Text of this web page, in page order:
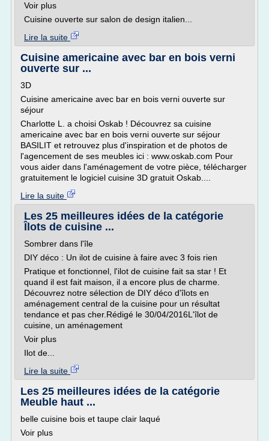
Voir plus
Cuisine ouverte sur salon de design italien...
Lire la suite
Cuisine americaine avec bar en bois verni
ouverte sur ...
3D
Cuisine americaine avec bar en bois verni ouverte sur
séjour
Charlotte L. a choisi Oskab ! Découvrez sa cuisine
americaine avec bar en bois verni ouverte sur séjour
BASILIT et retrouvez plus d'inspiration et de photos de
l'agencement de ses meubles ici : www.oskab.com Pour
vous aider dans l'aménagement de votre pièce, télécharger
gratuitement le logiciel cuisine 3D gratuit Oskab....
Lire la suite
Les 25 meilleures idées de la catégorie
Îlots de cuisine ...
Sombrer dans l'île
DIY déco : Un ilot de cuisine à faire avec 3 fois rien
Pratique et fonctionnel, l'ilot de cuisine fait sa star ! Et
quand il est fait maison, il a encore plus de charme.
Découvrez notre sélection de DIY déco d'îlots en
aménagement central de la cuisine pour un résultat
tendance et pas cher.Rédigé le 30/04/2016L'îlot de
cuisine, un aménagement
Voir plus
Ilot de...
Lire la suite
Les 25 meilleures idées de la catégorie
Meuble haut ...
belle cuisine bois et taupe clair laqué
Voir plus